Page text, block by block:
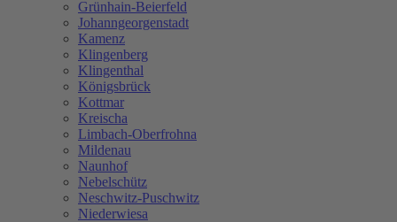
Grünhain-Beierfeld
Johanngeorgenstadt
Kamenz
Klingenberg
Klingenthal
Königsbrück
Kottmar
Kreischa
Limbach-Oberfrohna
Mildenau
Naunhof
Nebelschütz
Neschwitz-Puschwitz
Niederwiesa